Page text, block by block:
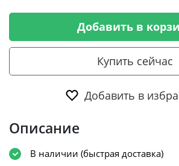
Добавить в
Купить сейчас
Добавить в
Описание
В наличии (быстрая доставка)